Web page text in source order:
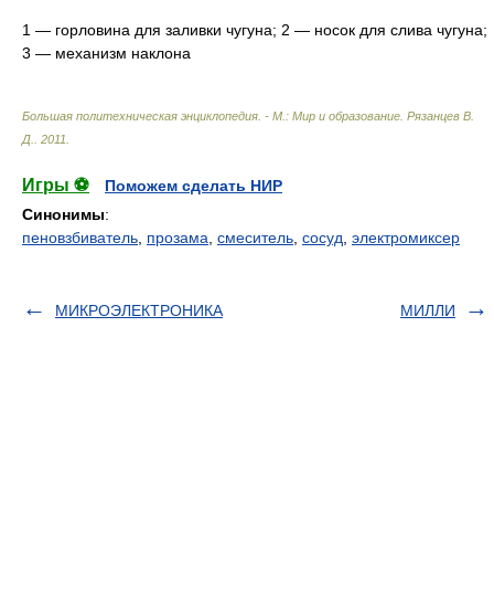
1 — горловина для заливки чугуна; 2 — носок для слива чугуна;
3 — механизм наклона
Большая политехническая энциклопедия. - М.: Мир и образование Рязанцев В.
Д.
2011
Игры ⚽
Поможем сделать НИР
Синонимы:
пеновзбиватель прозама смеситель сосуд электромиксер
МИКРОЭЛЕКТРОНИКА МИЛЛИ